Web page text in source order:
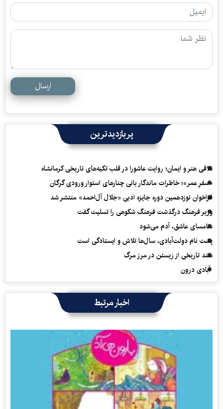
ارسال
پربازدیدترین
تلاقی هنر و ایمان؛ روایت عاشورا در قلب تکیه‌های تاریخی کرمانشاه
«سفرِ عمر»؛ خاطرات ماندگار بانی چنارهای استوار ورودی گرگان
فراخوان نوزدهمین دوره جایزه ادبی «جلال آل‌احمد» منتشر شد
وزیر فرهنگ درگذشت فرهنگ شکوهی را تسلیت گفت
سامسای عاشق، آدم می‌شود
پشت نام دولت‌آبادی، سال‌ها تلاش و ایستادگی است
سند تاریخی از زیستن در مرز مرگ
آبادی درون
اخبار مرتبط